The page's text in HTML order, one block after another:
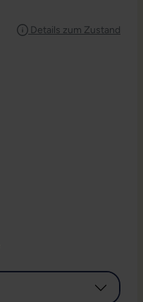
Details zum Zustand